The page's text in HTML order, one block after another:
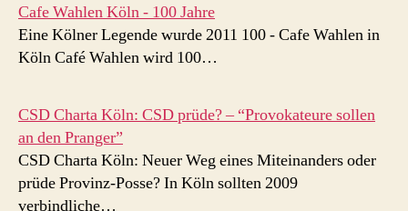
Cafe Wahlen Köln - 100 Jahre
Eine Kölner Legende wurde 2011 100 - Cafe Wahlen in
Köln Café Wahlen wird 100…
CSD Charta Köln: CSD prüde? – “Provokateure sollen
an den Pranger”
CSD Charta Köln: Neuer Weg eines Miteinanders oder
prüde Provinz-Posse? In Köln sollten 2009
verbindliche…